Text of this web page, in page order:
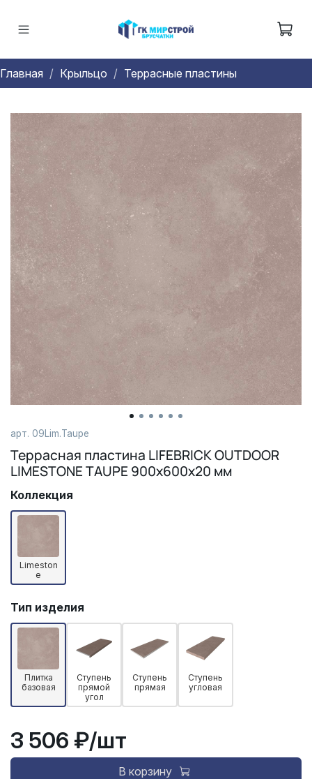
Главная Крыльцо Террасные пластины
арт. 09Lim.Taupe
Террасная пластина LIFEBRICK OUTDOOR
LIMESTONE TAUPE 900х600х20 мм
Коллекция
Limeston
e
Тип изделия
Плитка
базовая
Ступень
прямой
угол
Ступень
прямая
Ступень
угловая
3 506 ₽/шт
В корзину